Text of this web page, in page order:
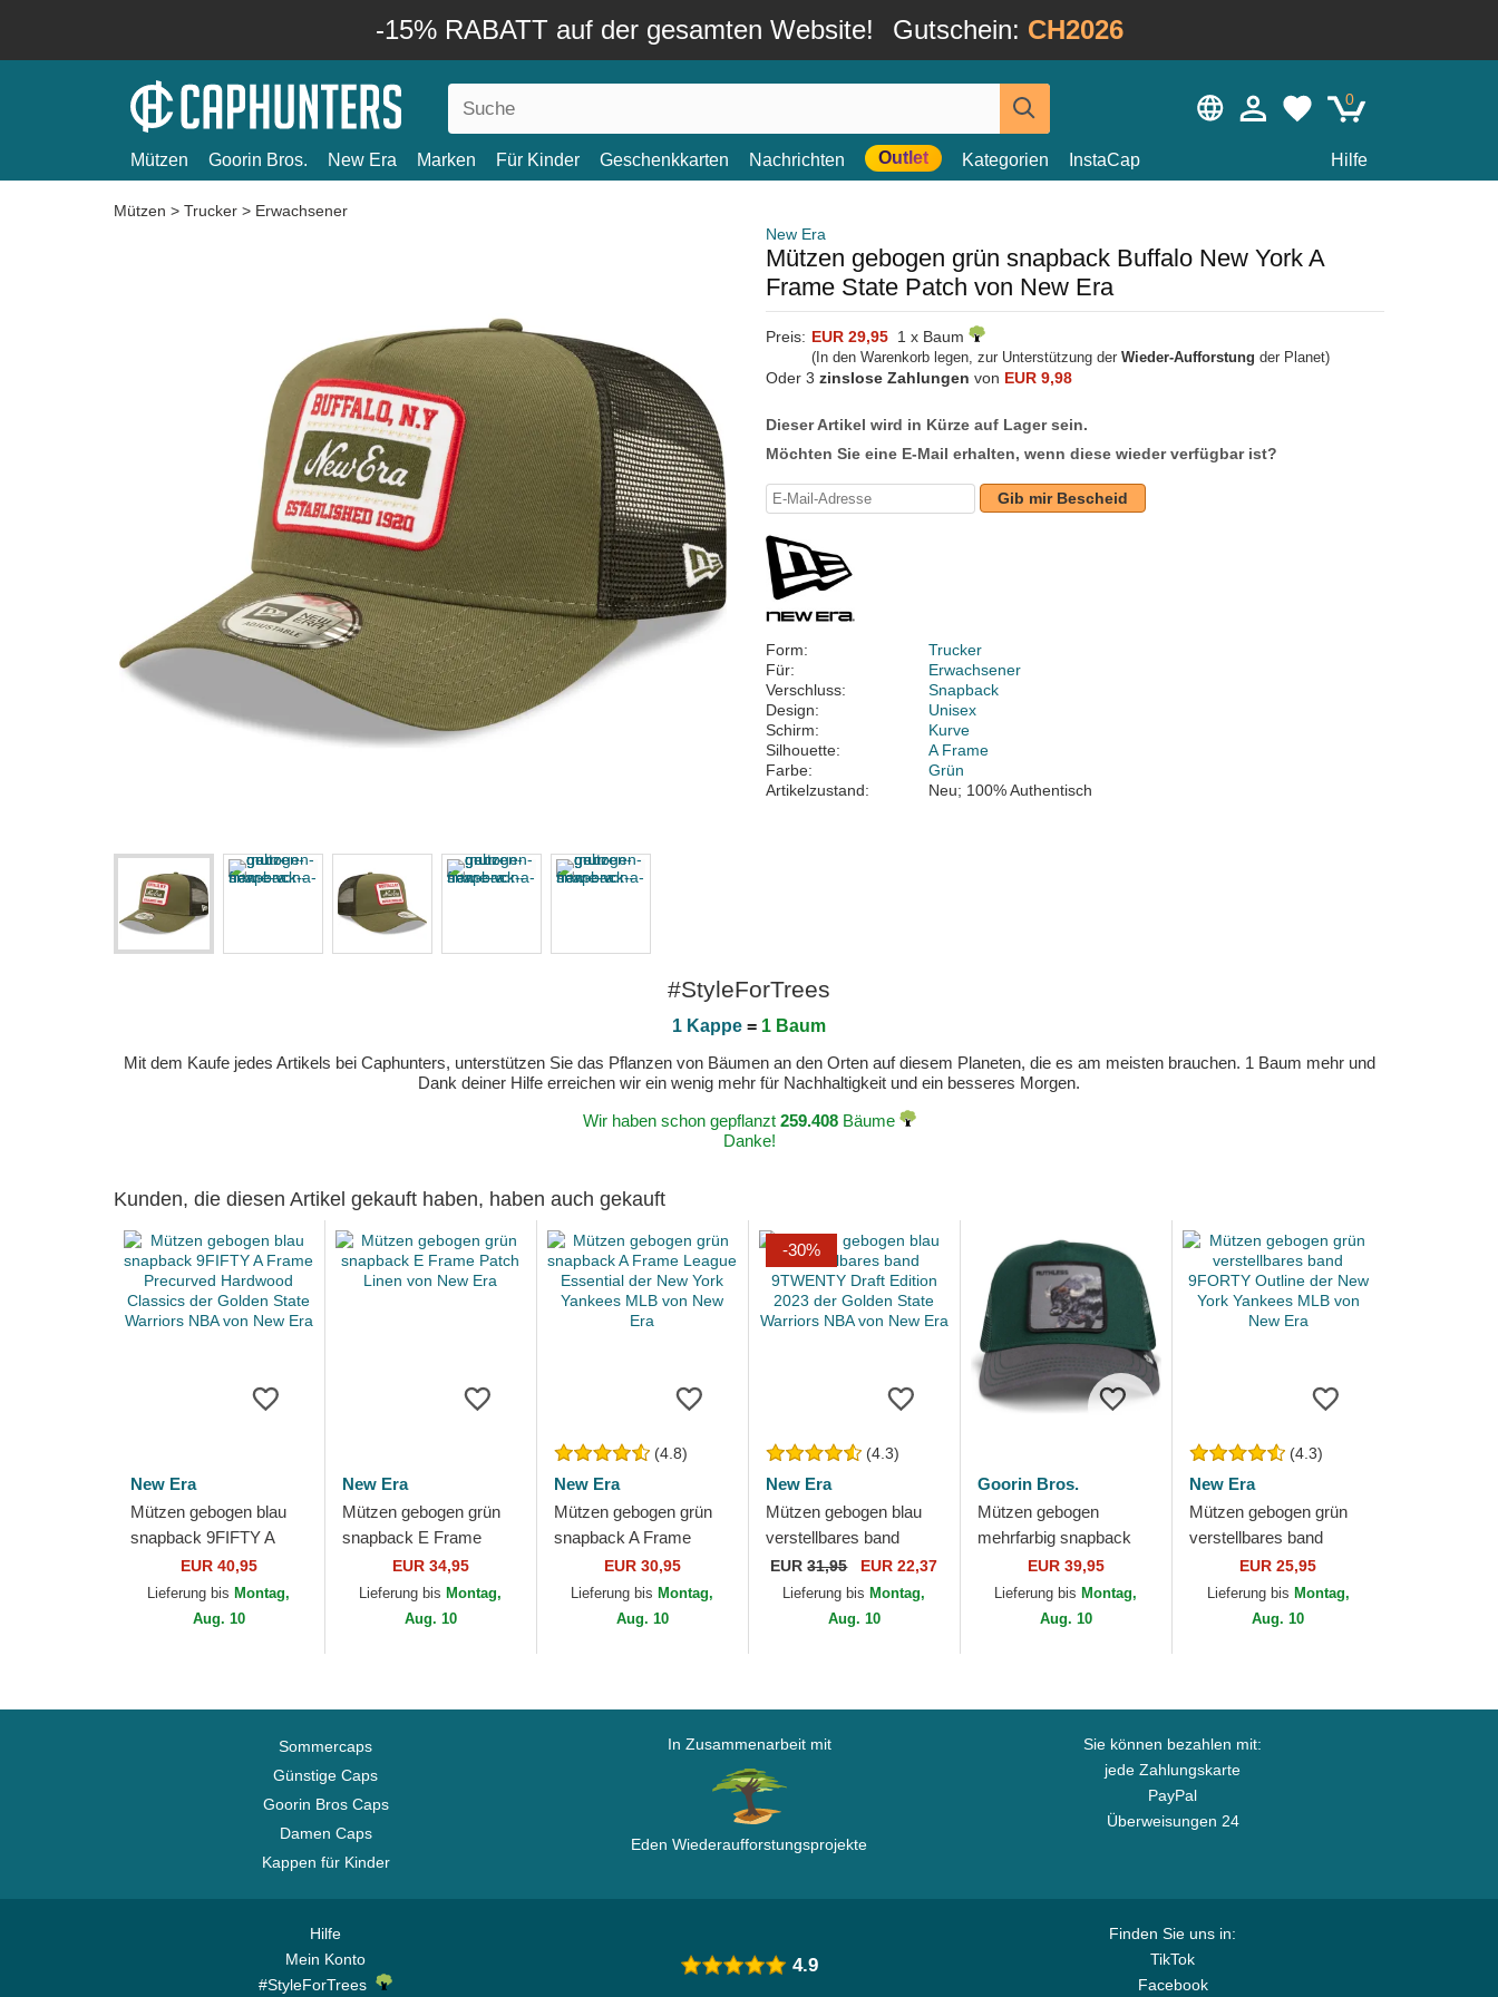
-15% RABATT auf der gesamten Website! Gutschein: CH2026
0
Mützen Goorin Bros. New Era Marken Für Kinder Geschenkkarten Nachrichten Outlet Kategorien InstaCap Hilfe
Mützen > Trucker > Erwachsener
New Era
Mützen gebogen grün snapback Buffalo New York A
Frame State Patch von New Era
Preis: EUR 29,95 1 x Baum
(In den Warenkorb legen, zur Unterstützung der Wieder-Aufforstung der Planet)
Oder 3 zinslose Zahlungen von EUR 9,98
Dieser Artikel wird in Kürze auf Lager sein.
Möchten Sie eine E-Mail erhalten, wenn diese wieder verfügbar ist?
Gib mir Bescheid
Form:
Trucker
Für:
Erwachsener
Verschluss:
Snapback
Design:
Unisex
Schirm:
Kurve
Silhouette:
A Frame
Farbe:
Grün
Artikelzustand:
Neu; 100% Authentisch
#StyleForTrees
1 Kappe = 1 Baum
Mit dem Kaufe jedes Artikels bei Caphunters, unterstützen Sie das Pflanzen von Bäumen an den Orten auf diesem Planeten, die es am meisten brauchen. 1 Baum mehr und
Dank deiner Hilfe erreichen wir ein wenig mehr für Nachhaltigkeit und ein besseres Morgen.
Wir haben schon gepflanzt 259.408Bäume
Danke!
Kunden, die diesen Artikel gekauft haben, haben auch gekauft
New Era
Mützen gebogen blau
snapback 9FIFTY A
Frame Precurved
Hardwood Classics der
Golden State Warriors...
EUR 40,95
Lieferung bis Montag,
Aug. 10
New Era
Mützen gebogen grün
snapback E Frame
Patch Linen von New
Era
EUR 34,95
Lieferung bis Montag,
Aug. 10
(4.8)
New Era
Mützen gebogen grün
snapback A Frame
League Essential der
New York Yankees
MLB von New Era
EUR 30,95
Lieferung bis Montag,
Aug. 10
-30%
(4.3)
New Era
Mützen gebogen blau
verstellbares band
9TWENTY Draft Edition
2023 der Golden State
Warriors NBA...
EUR31,95 EUR 22,37
Lieferung bis Montag,
Aug. 10
Goorin Bros.
Mützen gebogen
mehrfarbig snapback
Ruthless Two-Tone
Buffalo Sport The Farm
Goorin Bros.
EUR 39,95
Lieferung bis Montag,
Aug. 10
(4.3)
New Era
Mützen gebogen grün
verstellbares band
9FORTY Outline der
New York Yankees MLB
von New Era
EUR 25,95
Lieferung bis Montag,
Aug. 10
Sommercaps
Günstige Caps
Goorin Bros Caps
Damen Caps
Kappen für Kinder
In Zusammenarbeit mit
Eden Wiederaufforstungsprojekte
Sie können bezahlen mit:
jede Zahlungskarte
PayPal
Überweisungen 24
Hilfe
Mein Konto
#StyleForTrees
Finden Sie uns in:
TikTok
Facebook
4.9